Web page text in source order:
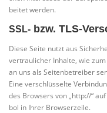
bei­tet werden.
SSL- bzw. TLS-
Die­se Sei­te nutzt aus
ver­trau­li­cher Inhal­te, wie
an uns als Sei­ten­be­trei­ber
Eine ver­schlüs­sel­te
des Brow­sers von „http://“
bol in Ihrer Browserzeile.